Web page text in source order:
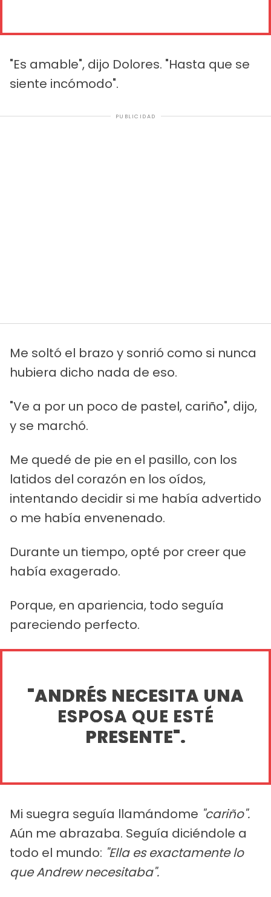
"Es amable", dijo Dolores. "Hasta que se
siente incómodo".
PUBLICIDAD
Me soltó el brazo y sonrió como si nunca
hubiera dicho nada de eso.
"Ve a por un poco de pastel, cariño", dijo,
y se marchó.
Me quedé de pie en el pasillo, con los
latidos del corazón en los oídos,
intentando decidir si me había advertido
o me había envenenado.
Durante un tiempo, opté por creer que
había exagerado.
Porque, en apariencia, todo seguía
pareciendo perfecto.
"ANDRÉS NECESITA UNA
ESPOSA QUE ESTÉ
PRESENTE".
Mi suegra seguía llamándome "cariño".
Aún me abrazaba. Seguía diciéndole a
todo el mundo: "Ella es exactamente lo
que Andrew necesitaba".